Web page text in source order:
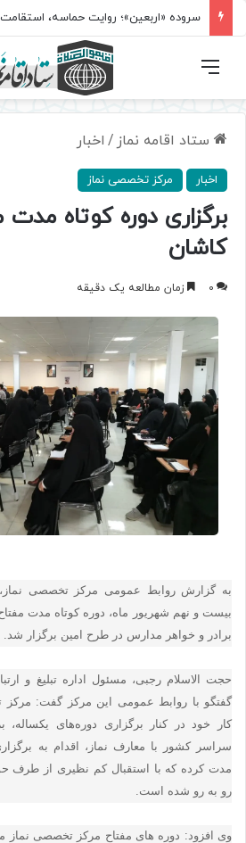
فهرست
ستاد اقامه نماز / اخبار
اخبار مرکز تخصصی نماز
برگزاری دوره کوتاه مدت
کاشان
0 زمان مطالعه یک دقیقه
به گزارش روابط عمومی مرکز تخصصی
بیست و نهم شهریور ماه، دوره کوتاه مدت
برادر و خواهر مدارس در طرح امین برگزار شد.
حجت الاسلام رجبی، مسئول اداره تبلیغ و
گفتگو با روابط عمومی این مرکز گفت:
کار خود در کنار برگزاری دوره‌های یکساله،
سراسر کشور با معارف نماز، اقدام به
مدت کرده که با استقبال کم نظیری از طرف
رو به رو شده است
وی افزود: دوره های مفتاح مرکز تخصصی نماز